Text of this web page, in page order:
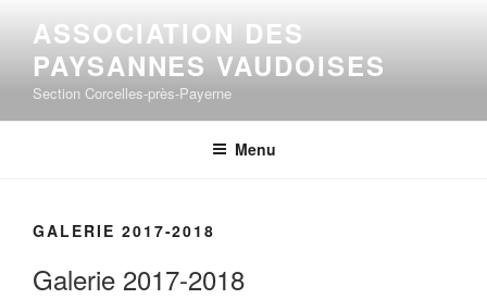
contenu
principal
ASSOCIATION DES
PAYSANNES VAUDOISES
Section Corcelles-près-Payerne
Menu
GALERIE 2017-2018
Galerie 2017-2018